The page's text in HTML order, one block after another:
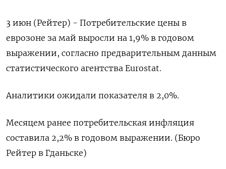
3 июн (Рейтер) - Потребительские цены в
еврозоне за май выросли на 1,9% в годовом
выражении, согласно предварительным данным
статистического агентства Eurostat.
Аналитики ожидали показателя в 2,0%.
Месяцем ранее потребительская инфляция
составила 2,2% в годовом выражении. (Бюро
Рейтер в Гданьске)